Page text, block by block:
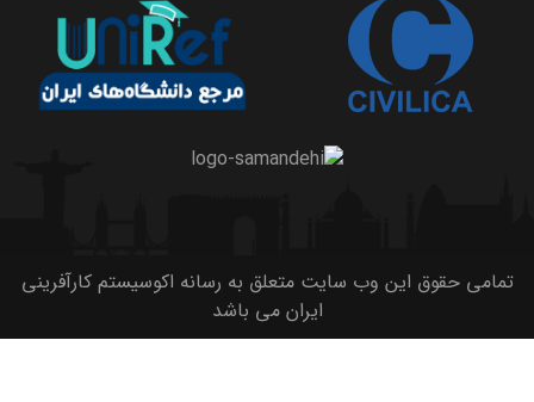
تمامی حقوق این وب سایت متعلق به رسانه اکوسیستم کارآفرینی
ایران می باشد